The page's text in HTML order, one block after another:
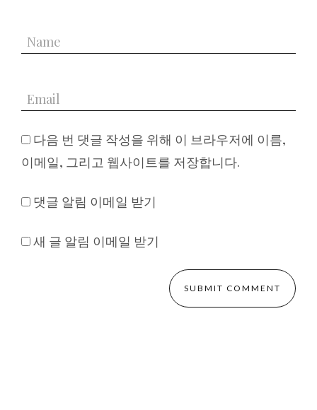
다음 번 댓글 작성을 위해 이 브라우저에 이름,
이메일, 그리고 웹사이트를 저장합니다.
댓글 알림 이메일 받기
새 글 알림 이메일 받기